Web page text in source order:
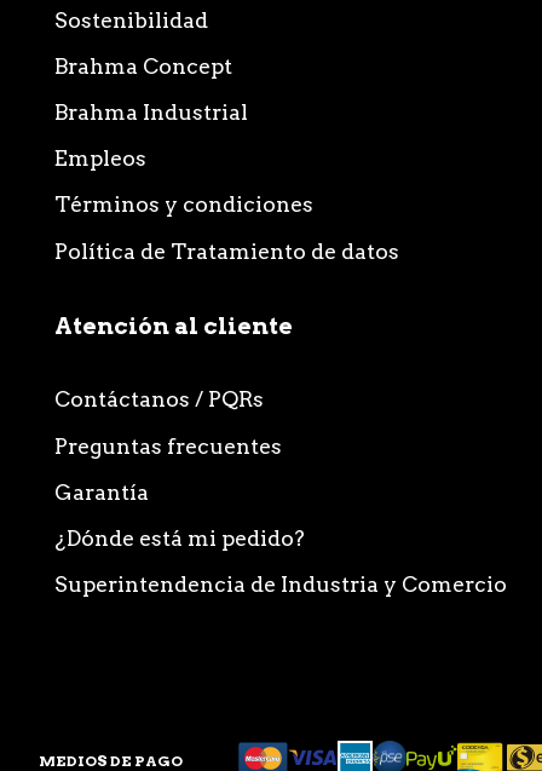
Sostenibilidad
Brahma Concept
Brahma Industrial
Empleos
Términos y condiciones
Política de Tratamiento de datos
Atención al cliente
Contáctanos / PQRs
Preguntas frecuentes
Garantía
¿Dónde está mi pedido?
Superintendencia de Industria y Comercio
MEDIOS DE PAGO